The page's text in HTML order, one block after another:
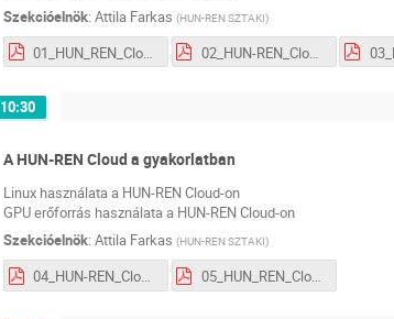
Szekcióelnök: Attila Farkas (HUN-REN SZTAKI)
01_HUN_REN_Cloud_Intro_FA.pdf 02_HUN-REN_Cloud_Regisztracio_FA.pdf
10:30
A HUN-REN Cloud a gyakorlatban
Linux használata a HUN-REN Cloud-on
GPU erőforrás használata a HUN-REN Cloud-on
Szekcióelnök: Attila Farkas (HUN-REN SZTAKI)
04_HUN-REN_Cloud_Linux_FA.pdf 05_HUN_REN_Cloud_GPU_FA.pdf